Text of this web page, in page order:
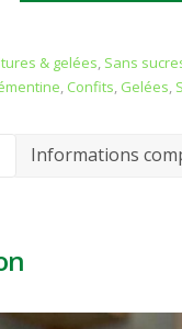
& gelées, Sans
, Confits, Gelées,
Informations